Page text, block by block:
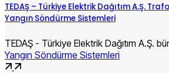
TEDAŞ – Türkiye Elektrik Dağıtım A.Ş.
Yangın Söndürme Sistemleri
TEDAŞ - Türkiye Elektrik Dağıtım A.Ş.
Yangın Söndürme Sistemleri